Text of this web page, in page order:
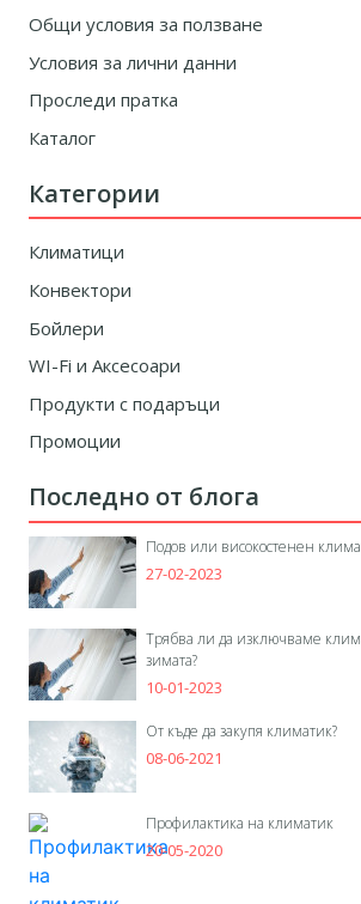
Общи условия за ползване
Условия за лични данни
Проследи пратка
Каталог
Категории
Климатици
Конвектори
Бойлери
WI-Fi и Аксесоари
Продукти с подаръци
Промоции
Последно от блога
Подов или високостенен
27-02-2023
Трябва ли да изключваме
зимата?
10-01-2023
От къде да закупя климатик?
08-06-2021
Профилактика на климатик
20-05-2020